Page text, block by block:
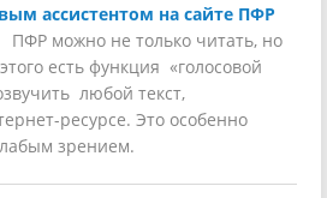
ассистентом на сайте ПФР
можно не только читать, но
есть функция «голосовой
любой текст,
ресурсе. Это особенно
зрением.